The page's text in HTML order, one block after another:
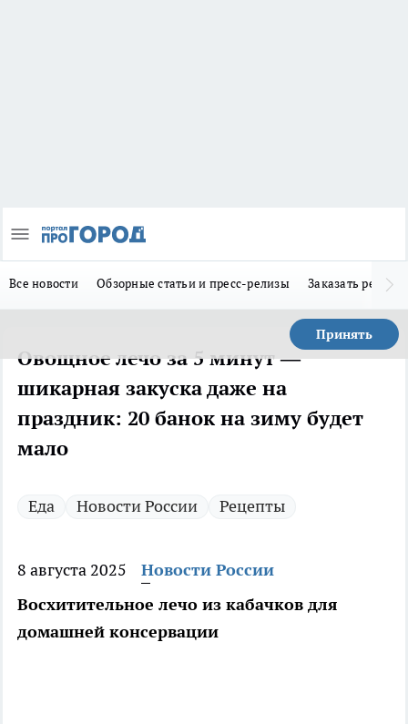
Все новости Обзорные статьи и пресс-релизы Заказать
Принять
Овощное лечо за 5 минут —
шикарная закуска даже на
праздник: 20 банок на зиму будет
мало
Еда Новости России Рецепты
8 августа 2025
Новости России
Восхитительное лечо из кабачков для
домашней консервации